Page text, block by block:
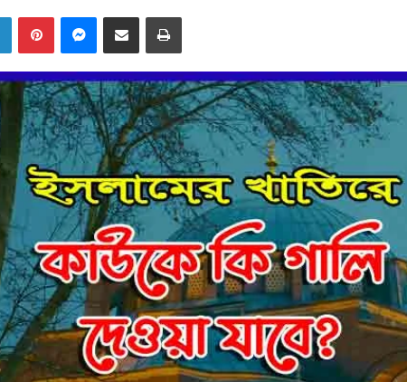
LinkedInPinterestMessengerShare via Email Print